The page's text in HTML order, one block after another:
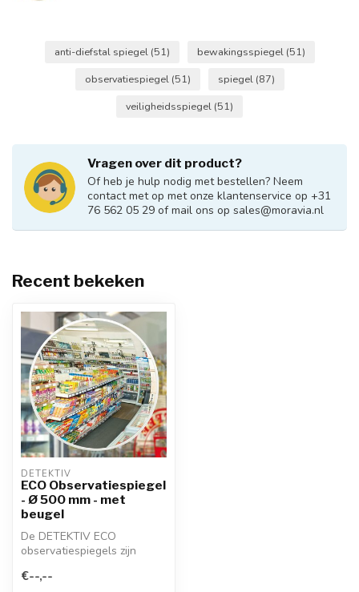
anti-diefstal spiegel (51) bewakingsspiegel (51)
observatiespiegel (51) spiegel (87)
veiligheidsspiegel (51)
Vragen over dit product?
Of heb je hulp nodig met bestellen? Neem
contact met op met onze klantenservice op +31
76 562 05 29 of mail ons op sales@moravia.nl
Recent bekeken
DETEKTIV
ECO Observatiespiegel
- Ø 500 mm - met
beugel
De DETEKTIV ECO
observatiespiegels zijn
controlespi...
€--,--